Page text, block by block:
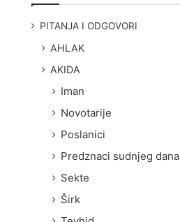
PITANJA I ODGOVORI
AHLAK
AKIDA
Iman
Novotarije
Poslanici
Predznaci sudnjeg dana
Sekte
Širk